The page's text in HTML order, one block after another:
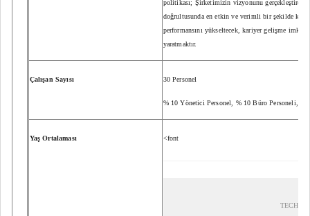
politikası; Şirketimizin vizyonunu
doğrultusunda en etkin ve verimli bir şekilde
performansını yükseltecek, kariyer gelişme
yaratmaktır.
Çalışan Sayısı 30 Personel
% 10 Yönetici Personel, % 10 Büro Personeli, %
Yaş Ortalaması <font